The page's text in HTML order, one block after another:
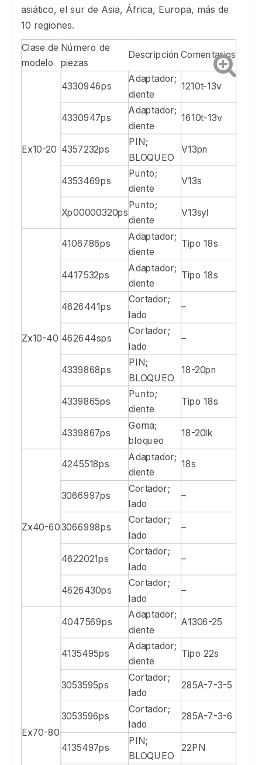
asiático, el sur de Asia, África, Europa, más de
10 regiones.
Clase de
modelo
Número de
piezas
Descripción Comentarios
Ex10-20
4330946ps
Adaptador;
diente
1210t-13v
4330947ps
Adaptador;
diente
1610t-13v
4357232ps
PIN;
BLOQUEO
V13pn
4353469ps
Punto;
diente
V13s
Xp00000320ps
Punto;
diente
V13syl
Zx10-40
4106786ps
Adaptador;
diente
Tipo 18s
4417532ps
Adaptador;
diente
Tipo 18s
4626441ps
Cortador;
lado
–
462644sps
Cortador;
lado
–
4339868ps
PIN;
BLOQUEO
18-20pn
4339865ps
Punto;
diente
Tipo 18s
4339867ps
Goma;
bloqueo
18-20lk
Zx40-60
4245518ps
Adaptador;
diente
18s
3066997ps
Cortador;
lado
–
3066998ps
Cortador;
lado
–
4622021ps
Cortador;
lado
–
4626430ps
Cortador;
lado
–
Ex70-80
4047569ps
Adaptador;
diente
A1306-25
4135495ps
Adaptador;
diente
Tipo 22s
3053595ps
Cortador;
lado
285A-7-3-5
3053596ps
Cortador;
lado
285A-7-3-6
4135497ps
PIN;
BLOQUEO
22PN